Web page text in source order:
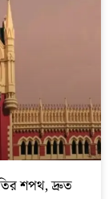
শপথ, দ্রুত